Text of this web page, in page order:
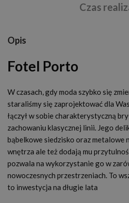
Czas
Opis
Fotel Porto
W czasach, gdy moda szybko się
staraliśmy się zaprojektować dla
łączył w sobie charakterystyczną
zachowaniu klasycznej linii. Jego
bąbelkowe siedzisko oraz metalowe
wnętrza ale też dodają mu
pozwala na wykorzystanie go w
nowoczesnych przestrzeniach. To
to inwestycja na długie lata